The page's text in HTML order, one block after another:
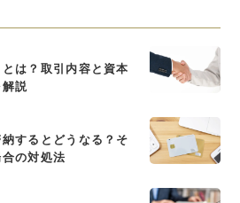
は？取引内容と資本
説
するとどうなる？そ
の対処法